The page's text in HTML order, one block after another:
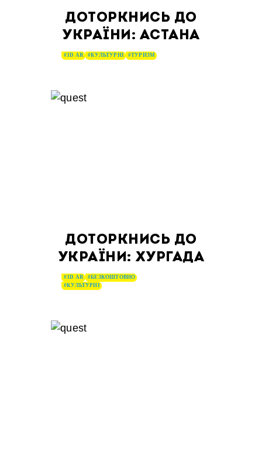
ДОТОРКНИСЬ ДО
УКРАЇНИ: АСТАНА
#3D AR #КУЛЬТУРНІ #ТУРИЗМ
ДОТОРКНИСЬ ДО
УКРАЇНИ: ХУРГАДА
#3D AR
#БЕЗКОШТОВНО
#КУЛЬТУРНІ